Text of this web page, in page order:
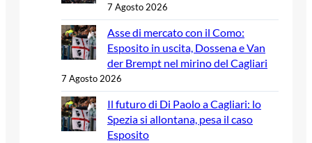
7 Agosto 2026
Asse di mercato con il Como:
Esposito in uscita, Dossena e Van
der Brempt nel mirino del Cagliari
7 Agosto 2026
Il futuro di Di Paolo a Cagliari: lo
Spezia si allontana, pesa il caso
Esposito